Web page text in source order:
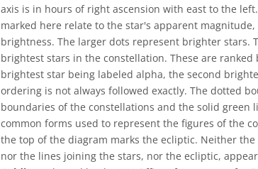
axis is in hours of right ascension with east to the
marked here relate to the star's apparent
brightness. The larger dots represent brighter stars.
brightest stars in the constellation. These are
brightest star being labeled alpha, the second
ordering is not always followed exactly. The dotted
boundaries of the constellations and the solid green
common forms used to represent the figures of the
the top of the diagram marks the ecliptic. Neither
nor the lines joining the stars, nor the ecliptic,